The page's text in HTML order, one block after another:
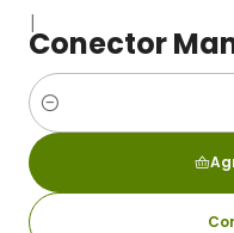
|
Conector
Cantidad